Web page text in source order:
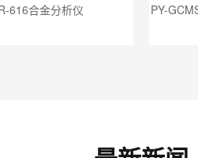
616合金分析仪
PY-